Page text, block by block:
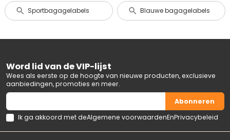
Sportbagagelabels Blauwe bagagelabels
Word lid van de VIP-lijst
Wees als eerste op de hoogte van nieuwe producten, exclusieve
aanbiedingen, promoties en meer.
Abonneren
Ik ga akkoord met deAlgemene voorwaardenEnPrivacybeleid